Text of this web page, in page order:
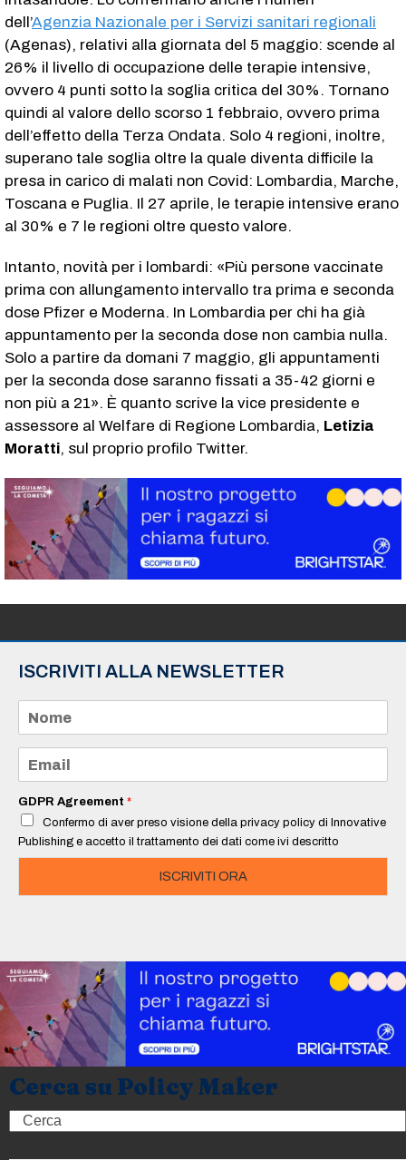
dell’Agenzia Nazionale per i Servizi sanitari regionali
(Agenas), relativi alla giornata del 5 maggio: scende al
26% il livello di occupazione delle terapie intensive,
ovvero 4 punti sotto la soglia critica del 30%. Tornano
quindi al valore dello scorso 1 febbraio, ovvero prima
dell’effetto della Terza Ondata. Solo 4 regioni, inoltre,
superano tale soglia oltre la quale diventa difficile la
presa in carico di malati non Covid: Lombardia, Marche,
Toscana e Puglia. Il 27 aprile, le terapie intensive erano
al 30% e 7 le regioni oltre questo valore.
Intanto, novità per i lombardi: «Più persone vaccinate
prima con allungamento intervallo tra prima e seconda
dose Pfizer e Moderna. In Lombardia per chi ha già
appuntamento per la seconda dose non cambia nulla.
Solo a partire da domani 7 maggio, gli appuntamenti
per la seconda dose saranno fissati a 35-42 giorni e
non più a 21». È quanto scrive la vice presidente e
assessore al Welfare di Regione Lombardia, Letizia
Moratti, sul proprio profilo Twitter.
ISCRIVITI ALLA NEWSLETTER
m
e
a
i
*
GDPR Agreement *
Confermo di aver preso visione della privacy policy di Innovative
Publishing e accetto il trattamento dei dati come ivi descritto
ISCRIVITI ORA
Cerca su Policy Maker
Search